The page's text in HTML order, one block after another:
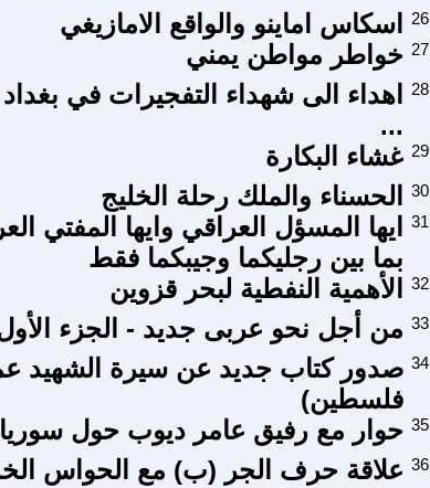
اسكاس اماينو والواقع الامازيغي
26
خواطر مواطن يمني 27
اهداء الى شهداء التفجيرات في بغداد
...
28
غشاء البكارة 29
الحسناء والملك رحلة الخليج
30
ايها المسؤل العراقي وايها المفتي
بما بين رجليكما وجيبكما فقط
31
الأهمية النفطية لبحر قزوين 32
من أجل نحو عربى جديد - الجزء 33
صدور كتاب جديد عن سيرة الشهيد
فلسطين)
34
حوار مع رفيق عامر ديوب حول سوريا 35
علاقة حرف الجر (ب) مع الحواس 36